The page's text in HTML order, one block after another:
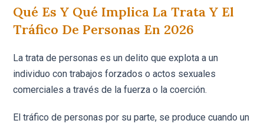
Qué Es Y Qué Implica La Trata Y El
Tráfico De Personas En 2026
La trata de personas es un delito que explota a un
individuo con trabajos forzados o actos sexuales
comerciales a través de la fuerza o la coerción.
El tráfico de personas por su parte, se produce cuando un